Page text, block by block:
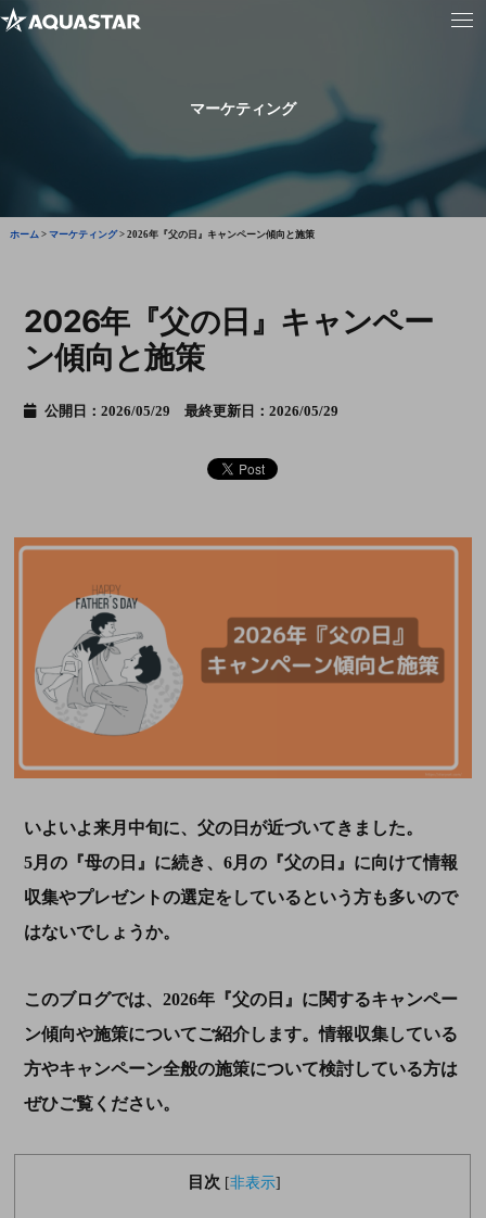
マーケティング
ホーム> マーケティング> 2026年『父の日』キャンペーン傾向と施策
2026年『父の日』キャンペー
ン傾向と施策
公開日：2026/05/29 最終更新日：2026/05/29
いよいよ来月中旬に、父の日が近づいてきました。
5月の『母の日』に続き、6月の『父の日』に向けて情報
収集やプレゼントの選定をしているという方も多いので
はないでしょうか。
このブログでは、2026年『父の日』に関するキャンペー
ン傾向や施策についてご紹介します。情報収集している
方やキャンペーン全般の施策について検討している方は
ぜひご覧ください。
目次 [非表示]